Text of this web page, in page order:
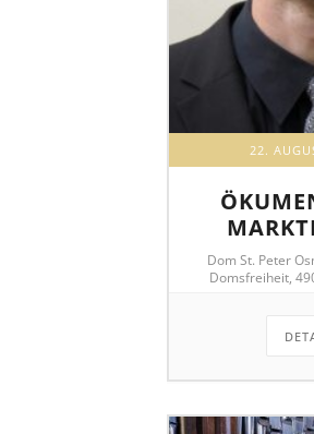
22.
Dom St. Peter
Domsfreiheit,